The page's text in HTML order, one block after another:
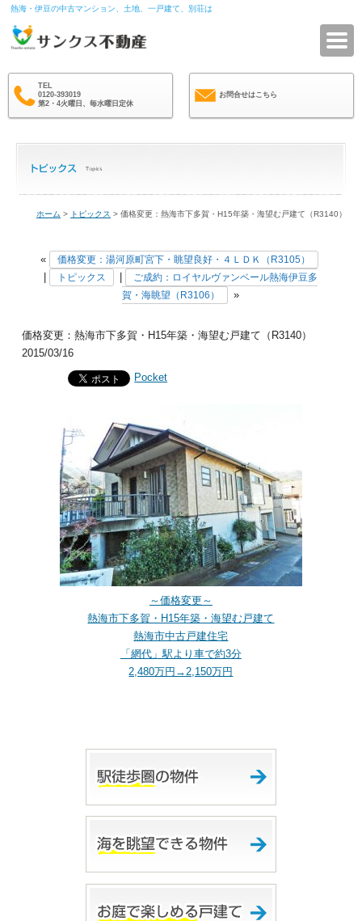
熱海・伊豆の中古マンション、土地、一戸建て、別荘は
TEL
0120-393019
第2・4火曜日、毎水曜日定休
お問合せはこちら
ホーム > トピックス > 価格変更：熱海市下多賀・H15年築・海望む戸建て（R3140）
« 価格変更：湯河原町宮下・眺望良好・４ＬＤＫ（R3105）
トピックス
ご成約：ロイヤルヴァンベール熱海伊豆多
賀・海眺望（R3106）
»
価格変更：熱海市下多賀・H15年築・海望む戸建て（R3140）
2015/03/16
Pocket
～価格変更～
熱海市下多賀・H15年築・海望む戸建て
熱海市中古戸建住宅
「網代」駅より車で約3分
2,480万円→2,150万円